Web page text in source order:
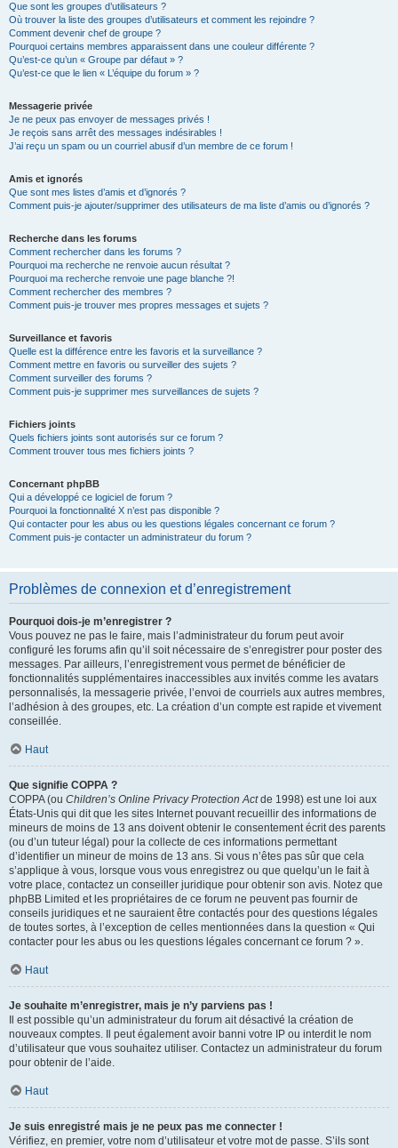
Que sont les groupes d’utilisateurs ?
Où trouver la liste des groupes d’utilisateurs et comment les rejoindre ?
Comment devenir chef de groupe ?
Pourquoi certains membres apparaissent dans une couleur différente ?
Qu’est-ce qu’un « Groupe par défaut » ?
Qu’est-ce que le lien « L’équipe du forum » ?
Messagerie privée
Je ne peux pas envoyer de messages privés !
Je reçois sans arrêt des messages indésirables !
J’ai reçu un spam ou un courriel abusif d’un membre de ce forum !
Amis et ignorés
Que sont mes listes d’amis et d’ignorés ?
Comment puis-je ajouter/supprimer des utilisateurs de ma liste d’amis ou d’ignorés ?
Recherche dans les forums
Comment rechercher dans les forums ?
Pourquoi ma recherche ne renvoie aucun résultat ?
Pourquoi ma recherche renvoie une page blanche ?!
Comment rechercher des membres ?
Comment puis-je trouver mes propres messages et sujets ?
Surveillance et favoris
Quelle est la différence entre les favoris et la surveillance ?
Comment mettre en favoris ou surveiller des sujets ?
Comment surveiller des forums ?
Comment puis-je supprimer mes surveillances de sujets ?
Fichiers joints
Quels fichiers joints sont autorisés sur ce forum ?
Comment trouver tous mes fichiers joints ?
Concernant phpBB
Qui a développé ce logiciel de forum ?
Pourquoi la fonctionnalité X n’est pas disponible ?
Qui contacter pour les abus ou les questions légales concernant ce forum ?
Comment puis-je contacter un administrateur du forum ?
Problèmes de connexion et d’enregistrement
Pourquoi dois-je m’enregistrer ?
Vous pouvez ne pas le faire, mais l’administrateur du forum peut avoir
configuré les forums afin qu’il soit nécessaire de s’enregistrer pour poster des
messages. Par ailleurs, l’enregistrement vous permet de bénéficier de
fonctionnalités supplémentaires inaccessibles aux invités comme les avatars
personnalisés, la messagerie privée, l’envoi de courriels aux autres membres,
l’adhésion à des groupes, etc. La création d’un compte est rapide et vivement
conseillée.
Haut
Que signifie COPPA ?
COPPA (ou Children’s Online Privacy Protection Actde 1998) est une loi aux
États-Unis qui dit que les sites Internet pouvant recueillir des informations de
mineurs de moins de 13 ans doivent obtenir le consentement écrit des parents
(ou d’un tuteur légal) pour la collecte de ces informations permettant
d’identifier un mineur de moins de 13 ans. Si vous n’êtes pas sûr que cela
s’applique à vous, lorsque vous vous enregistrez ou que quelqu’un le fait à
votre place, contactez un conseiller juridique pour obtenir son avis. Notez que
phpBB Limited et les propriétaires de ce forum ne peuvent pas fournir de
conseils juridiques et ne sauraient être contactés pour des questions légales
de toutes sortes, à l’exception de celles mentionnées dans la question « Qui
contacter pour les abus ou les questions légales concernant ce forum ? ».
Haut
Je souhaite m’enregistrer, mais je n’y parviens pas !
Il est possible qu’un administrateur du forum ait désactivé la création de
nouveaux comptes. Il peut également avoir banni votre IP ou interdit le nom
d’utilisateur que vous souhaitez utiliser. Contactez un administrateur du forum
pour obtenir de l’aide.
Haut
Je suis enregistré mais je ne peux pas me connecter !
Vérifiez, en premier, votre nom d’utilisateur et votre mot de passe. S’ils sont